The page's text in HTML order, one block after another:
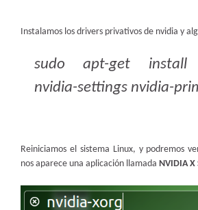
Instalamos los drivers privativos de nvidia y
sudo apt-get install
nvidia-settings nvidia-
Reiniciamos el sistema Linux, y podremos
nos aparece una aplicación llamada NVIDIA